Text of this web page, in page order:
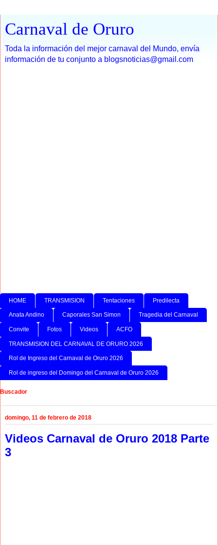
Carnaval de Oruro
Toda la información del mejor carnaval del Mundo, envía
información de tu conjunto a blogsnoticias@gmail.com
HOME TRANSMISION Tentaciones Predilecta
Anata Andino Caporales San Simon Tragedia del Carnaval
Convite Fotos Videos ACFO
TRANSMISION DEL CARNAVAL DE ORURO 2026
Rol de Ingreso del Carnaval de Oruro 2026
Rol de ingreso del Domingo del Carnaval de Oruro 2026
Buscador
domingo, 11 de febrero de 2018
Videos Carnaval de Oruro 2018 Parte
3